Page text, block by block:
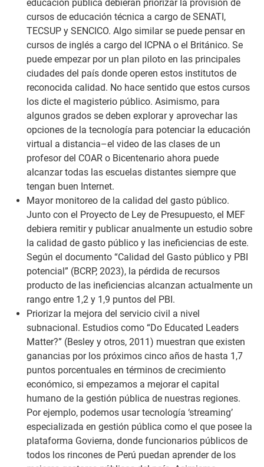
educación pública debieran priorizar la provisión de
cursos de educación técnica a cargo de SENATI,
TECSUP y SENCICO. Algo similar se puede pensar en
cursos de inglés a cargo del ICPNA o el Británico. Se
puede empezar por un plan piloto en las principales
ciudades del país donde operen estos institutos de
reconocida calidad. No hace sentido que estos cursos
los dicte el magisterio público. Asimismo, para
algunos grados se deben explorar y aprovechar las
opciones de la tecnología para potenciar la educación
virtual a distancia–el video de las clases de un
profesor del COAR o Bicentenario ahora puede
alcanzar todas las escuelas distantes siempre que
tengan buen Internet.
Mayor monitoreo de la calidad del gasto público.
Junto con el Proyecto de Ley de Presupuesto, el MEF
debiera remitir y publicar anualmente un estudio sobre
la calidad de gasto público y las ineficiencias de este.
Según el documento “Calidad del Gasto público y PBI
potencial” (BCRP, 2023), la pérdida de recursos
producto de las ineficiencias alcanzan actualmente un
rango entre 1,2 y 1,9 puntos del PBI.
Priorizar la mejora del servicio civil a nivel
subnacional. Estudios como “Do Educated Leaders
Matter?” (Besley y otros, 2011) muestran que existen
ganancias por los próximos cinco años de hasta 1,7
puntos porcentuales en términos de crecimiento
económico, si empezamos a mejorar el capital
humano de la gestión pública de nuestras regiones.
Por ejemplo, podemos usar tecnología ‘streaming’
especializada en gestión pública como el que posee la
plataforma Govierna, donde funcionarios públicos de
todos los rincones de Perú puedan aprender de los